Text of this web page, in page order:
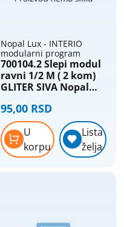
Nopal Lux - INTERIO
modularni program
700104.2 Slepi modul
ravni 1/2 M ( 2 kom)
GLITER SIVA Nopal
95,00 RSD
U
korpu
Lista
želja